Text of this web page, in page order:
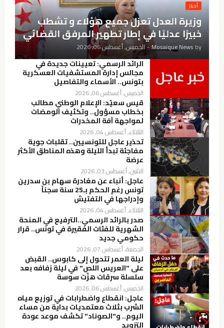
أخبار
وزيرة العدل تعزل جميع هؤلاء و تشطب
خبيرًا عدليًا في إطار تطهير المرفق القضائي
by
Mosaique News
- الخميس, أغسطس 06, 2026
الرائد الرسمي: تعيينات جديدة في
مجالس إدارة المستشفيات العسكرية
بتونس.. الأسماء والتفاصيل
الخميس, أغسطس 06, 2026
قيس سعيّد: الإعلام الوطني مطالب
بخطاب مسؤول.. وتكثيف الومضات
لمواجهة آفة المخدرات
الثلاثاء, أغسطس 04, 2026
تحذير عاجل للتونسيين.. تقلبات جوية
مفاجئة تبدأ الليلة وهذه المناطق الأكثر
عرضة
الاثنين, أغسطس 03, 2026
عاجل: أنباء عن مغادرة سهام بن سدرين
تونس رغم الحكم بـ25 سنة سجناً
وإدراجها في التفتيش
الثلاثاء, أغسطس 04, 2026
صدر بالرائد الرسمي..الترفيع في المنحة
الشهرية للفئات الفقيرة في تونس.. قرار
حكومي جديد
الجمعة, أغسطس 07, 2026
ليلة العمر تتحول إلى كابوس.. القبض
على "العريس اللص" في ليلة زفافه بعد
سلسلة سرقات هزّت سوسة
الخميس, أغسطس 06, 2026
عاجل: انقطاع واضطرابات في توزيع مياه
الشرب بثلاث معتمديات بداية من مساء
اليوم.. و"الصوناد" تكشف موعد عودة
التزويد